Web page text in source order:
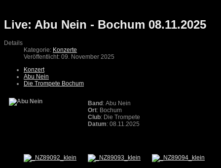
Live: Abu Nein - Bochum 08.11.2025
Details
Kategorie: Konzerte
Veröffentlicht: 09. November 2025
Konzert
Abu Nein
Die Trompete Bochum
Band : Abu Nein
Ort: Bochum
Club: Die Trompete
Datum: 08.11.2025